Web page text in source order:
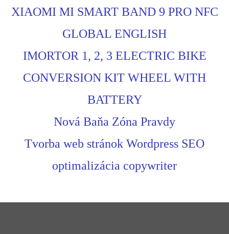
XIAOMI MI SMART BAND 9 PRO NFC
GLOBAL ENGLISH
IMORTOR 1, 2, 3 ELECTRIC BIKE
CONVERSION KIT WHEEL WITH
BATTERY
Nová Baňa Zóna Pravdy
Tvorba web stránok Wordpress SEO
optimalizácia copywriter